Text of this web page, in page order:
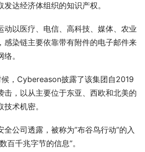
达经济体组织的知识产权。
动以医疗、电信、高科技、媒体、农业
感染链主要依靠带有附件的电子邮件来
。
，Cybereason披露了该集团自2019
击，以从主要位于东亚、西欧和北美的
术机密。
全公司透露，被称为”布谷鸟行动”的入
百千兆字节的信息”。